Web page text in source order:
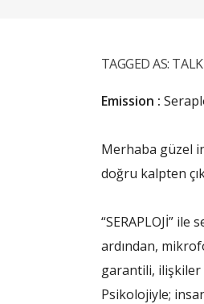
TAGGED AS:
Emission :
Merhaba güzel
doğru kalpten
“SERAPLOJİ”
ardından,
garantili, ilişkiler
Psikolojiyle;